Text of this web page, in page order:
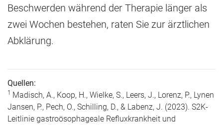
Beschwerden während der Therapie länger als
zwei Wochen bestehen, raten Sie zur ärztlichen
Abklärung.
Quellen:
1 Madisch, A., Koop, H., Wielke, S., Leers, J., Lorenz, P., Lynen
Jansen, P., Pech, O., Schilling, D., & Labenz, J. (2023). S2K-
Leitlinie gastroösophageale Refluxkrankheit und